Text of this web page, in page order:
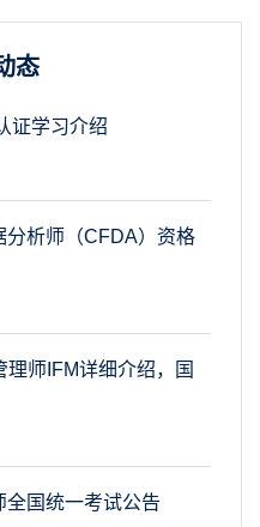
态
证学习介绍
分析师（CFDA）资格
师IFM详细介绍，国
全国统一考试公告